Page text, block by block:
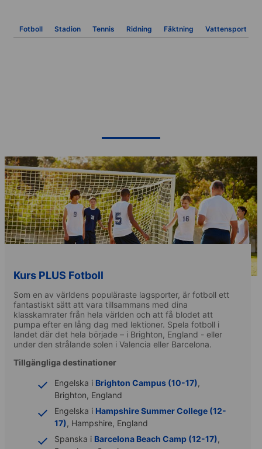
Fotboll Stadion Tennis Ridning Fäktning Vattensport
Kurs PLUS Fotboll
Som en av världens populäraste lagsporter, är fotboll ett
fantastiskt sätt att vara tillsammans med dina
klasskamrater från hela världen och att få blodet att
pumpa efter en lång dag med lektioner. Spela fotboll i
landet där det hela började – i Brighton, England - eller
under den strålande solen i Valencia eller Barcelona.
Tillgängliga destinationer
Engelska i Brighton Campus (10-17),
Brighton, England
Engelska i Hampshire Summer College (12-
17), Hampshire, England
Spanska i Barcelona Beach Camp (12-17),